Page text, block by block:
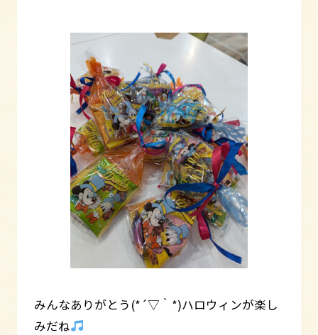
みんなありがとう(*´▽｀*)ハロウィンが楽し
みだね